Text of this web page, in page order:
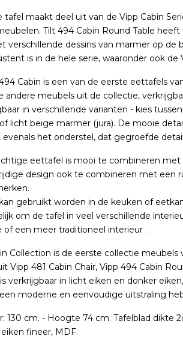
tafel maakt deel uit van de Vipp Cabin
Tilt 494 Cabin Round Table
verschillende dessins van marmer op
is in de hele serie, waaronder ook de
Cabin is een van de eerste eettafels
andere meubels uit de collectie,
in verschillende varianten - kies
licht beige marmer (jura). De mooie
evenals het onderstel, dat gegroefde
eettafel is mooi te combineren
design ook te combineren met een
gebruikt worden in de keuken of
om de tafel in veel verschillende
of een meer traditioneel interieur .
Collection is de eerste collectie
Vipp 481 Cabin Chair, Vipp 494 Cabin
verkrijgbaar in licht eiken en donker
moderne en eenvoudige uitstraling
130 cm. - Hoogte 74 cm. Tafelblad dikte
fineer, MDF.